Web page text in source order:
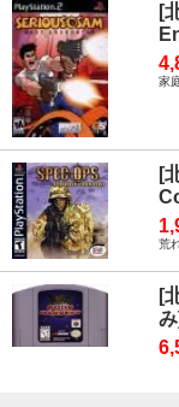
[
家
[
荒
[